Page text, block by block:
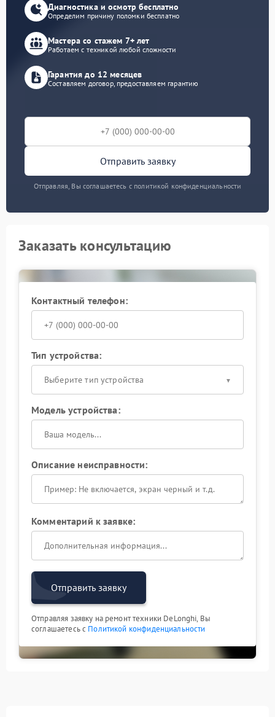
Диагностика и осмотр бесплатно
Определим причину поломки бесплатно
Мастера со стажем 7+ лет
Работаем с техникой любой сложности
Гарантия до 12 месяцев
Составляем договор, предоставляем гарантию
Отправить заявку
Отправляя, Вы соглашаетесь с политикой конфиденциальности
Заказать консультацию
Контактный телефон:
Тип устройства:
Выберите тип устройства
Модель устройства:
Описание неисправности:
Комментарий к заявке:
Отправить заявку
Отправляя заявку на ремонт техники DeLonghi, Вы
соглашаетесь с Политикой конфиденциальности